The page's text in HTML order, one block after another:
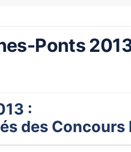
Ponts
:
des